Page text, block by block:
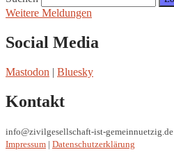
Weitere Meldungen
Social Media
Mastodon | Bluesky
Kontakt
info@zivilgesellschaft-ist-gemeinnuetzig.de
Impressum | Datenschutzerklärung